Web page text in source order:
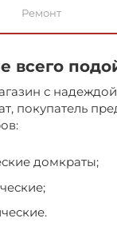
Ремонт
всего
с
покупатель
домкраты;